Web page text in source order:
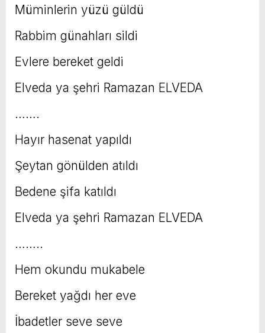
Müminlerin yüzü güldü
Rabbim günahları sildi
Evlere bereket geldi
Elveda ya şehri Ramazan ELVEDA
…….
Hayır hasenat yapıldı
Şeytan gönülden atıldı
Bedene şifa katıldı
Elveda ya şehri Ramazan ELVEDA
……..
Hem okundu mukabele
Bereket yağdı her eve
İbadetler seve seve